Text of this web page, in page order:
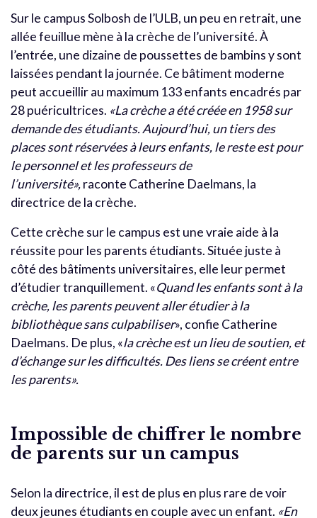
Sur le campus Solbosh de l’ULB, un peu en retrait, une
allée feuillue mène à la crèche de l’université. À
l’entrée, une dizaine de poussettes de bambins y sont
laissées pendant la journée. Ce bâtiment moderne
peut accueillir au maximum 133 enfants encadrés par
28 puéricultrices. «La crèche a été créée en 1958 sur
demande des étudiants. Aujourd’hui, un tiers des
places sont réservées à leurs enfants, le reste est pour
le personnel et les professeurs de
l’université»,raconte Catherine Daelmans, la
directrice de la crèche.
Cette crèche sur le campus est une vraie aide à la
réussite pour les parents étudiants. Située juste à
côté des bâtiments universitaires, elle leur permet
d’étudier tranquillement. «Quand les enfants sont à la
crèche, les parents peuvent aller étudier à la
bibliothèque sans culpabiliser», confie Catherine
Daelmans. De plus, «la crèche est un lieu de soutien, et
d’échange sur les difficultés. Des liens se créent entre
les parents».
Impossible de chiffrer le nombre
de parents sur un campus
Selon la directrice, il est de plus en plus rare de voir
deux jeunes étudiants en couple avec un enfant. «En